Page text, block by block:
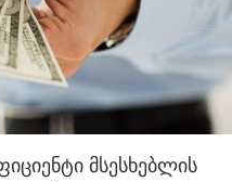
მსესხებლის